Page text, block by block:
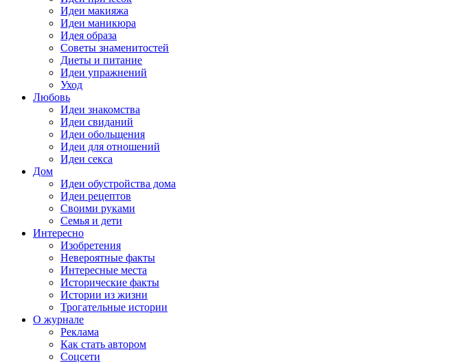
Идеи макияжа
Идеи маникюра
Идея образа
Советы знаменитостей
Диеты и питание
Идеи упражнений
Уход
Любовь
Идеи знакомства
Идеи свиданий
Идеи обольщения
Идеи для отношений
Идеи секса
Дом
Идеи обустройства дома
Идеи рецептов
Своими руками
Семья и дети
Интересно
Изобретения
Невероятные факты
Интересные места
Исторические факты
Истории из жизни
Трогательные истории
О журнале
Реклама
Как стать автором
Соцсети